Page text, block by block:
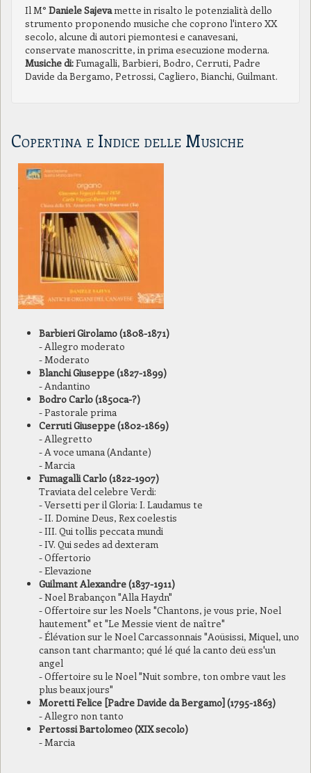
Il M° Daniele Sajevamette in risalto le potenzialità dello
strumento proponendo musiche che coprono l'intero XX
secolo, alcune di autori piemontesi e canavesani,
conservate manoscritte, in prima esecuzione moderna.
Musiche di:Fumagalli, Barbieri, Bodro, Cerruti, Padre
Davide da Bergamo, Petrossi, Cagliero, Bianchi, Guilmant.
Copertina e Indice delle Musiche
Barbieri Girolamo (1808-1871)
- Allegro moderato
- Moderato
Blanchi Giuseppe (1827-1899)
- Andantino
Bodro Carlo (1850ca-?)
- Pastorale prima
Cerruti Giuseppe (1802-1869)
- Allegretto
- A voce umana (Andante)
- Marcia
Fumagalli Carlo (1822-1907)
Traviata del celebre Verdi:
- Versetti per il Gloria: I. Laudamus te
- II. Domine Deus, Rex coelestis
- III. Qui tollis peccata mundi
- IV. Qui sedes ad dexteram
- Offertorio
- Elevazione
Guilmant Alexandre (1837-1911)
- Noel Brabançon "Alla Haydn"
- Offertoire sur les Noels "Chantons, je vous prie, Noel
hautement" et "Le Messie vient de naître"
- Élévation sur le Noel Carcassonnais "Aoüsissi, Miquel, uno
canson tant charmanto; qué lé qué la canto deü ess'un
angel
- Offertoire su le Noel "Nuit sombre, ton ombre vaut les
plus beaux jours"
Moretti Felice [Padre Davide da Bergamo] (1795-1863)
- Allegro non tanto
Pertossi Bartolomeo (XIX secolo)
- Marcia